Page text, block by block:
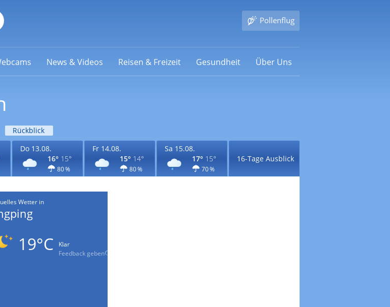
Pollenflug
News & Videos Reisen & Freizeit Gesundheit Über Uns
Rückblick
Do 13.08.
16° 15°
80 %
Fr 14.08.
15° 14°
80 %
Sa 15.08.
17° 15°
70 %
16-Tage Ausblick
Wetter in
19°C
Klar
Feedback geben